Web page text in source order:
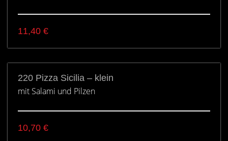
11,40 €
220 Pizza Sicilia – klein
mit Salami und Pilzen
10,70 €